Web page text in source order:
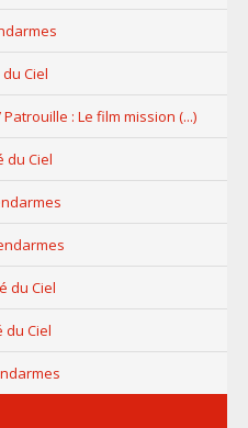
Ciel
Patrouille : Le film mission (...)
du Ciel
du Ciel
du Ciel